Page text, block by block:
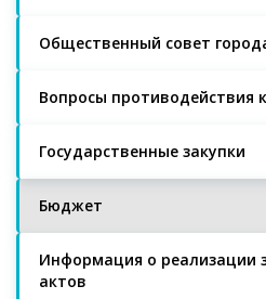
Общественный совет
Вопросы противодействия
Государственные закупки
Бюджет
Информация о реализации
актов